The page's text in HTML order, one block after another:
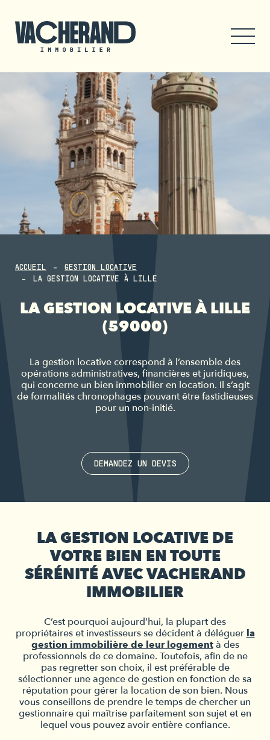
ACCUEIL
GESTION LOCATIVE
LA GESTION LOCATIVE À LILLE
LA GESTION LOCATIVE À LILLE
(59000)
La gestion locative correspond à l’ensemble des
opérations administratives, financières et juridiques,
qui concerne un bien immobilier en location. Il s’agit
de formalités chronophages pouvant être fastidieuses
pour un non-initié.
DEMANDEZ UN DEVIS
LA GESTION LOCATIVE DE
VOTRE BIEN EN TOUTE
SÉRÉNITÉ AVEC VACHERAND
IMMOBILIER
C’est pourquoi aujourd’hui, la plupart des
propriétaires et investisseurs se décident à déléguer la
gestion immobilière de leur logementà des
professionnels de ce domaine. Toutefois, afin de ne
pas regretter son choix, il est préférable de
sélectionner une agence de gestion en fonction de sa
réputation pour gérer la location de son bien. Nous
vous conseillons de prendre le temps de chercher un
gestionnaire qui maîtrise parfaitement son sujet et en
lequel vous pouvez avoir entière confiance.